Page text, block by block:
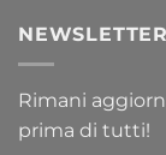
NEWSLETTER
Rimani
prima di tutti!